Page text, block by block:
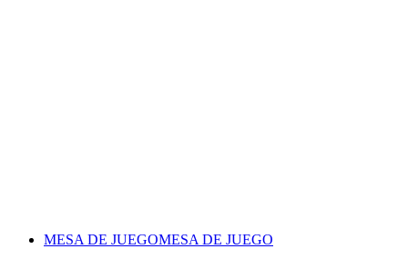
MESA DE JUEGOMESA DE JUEGO